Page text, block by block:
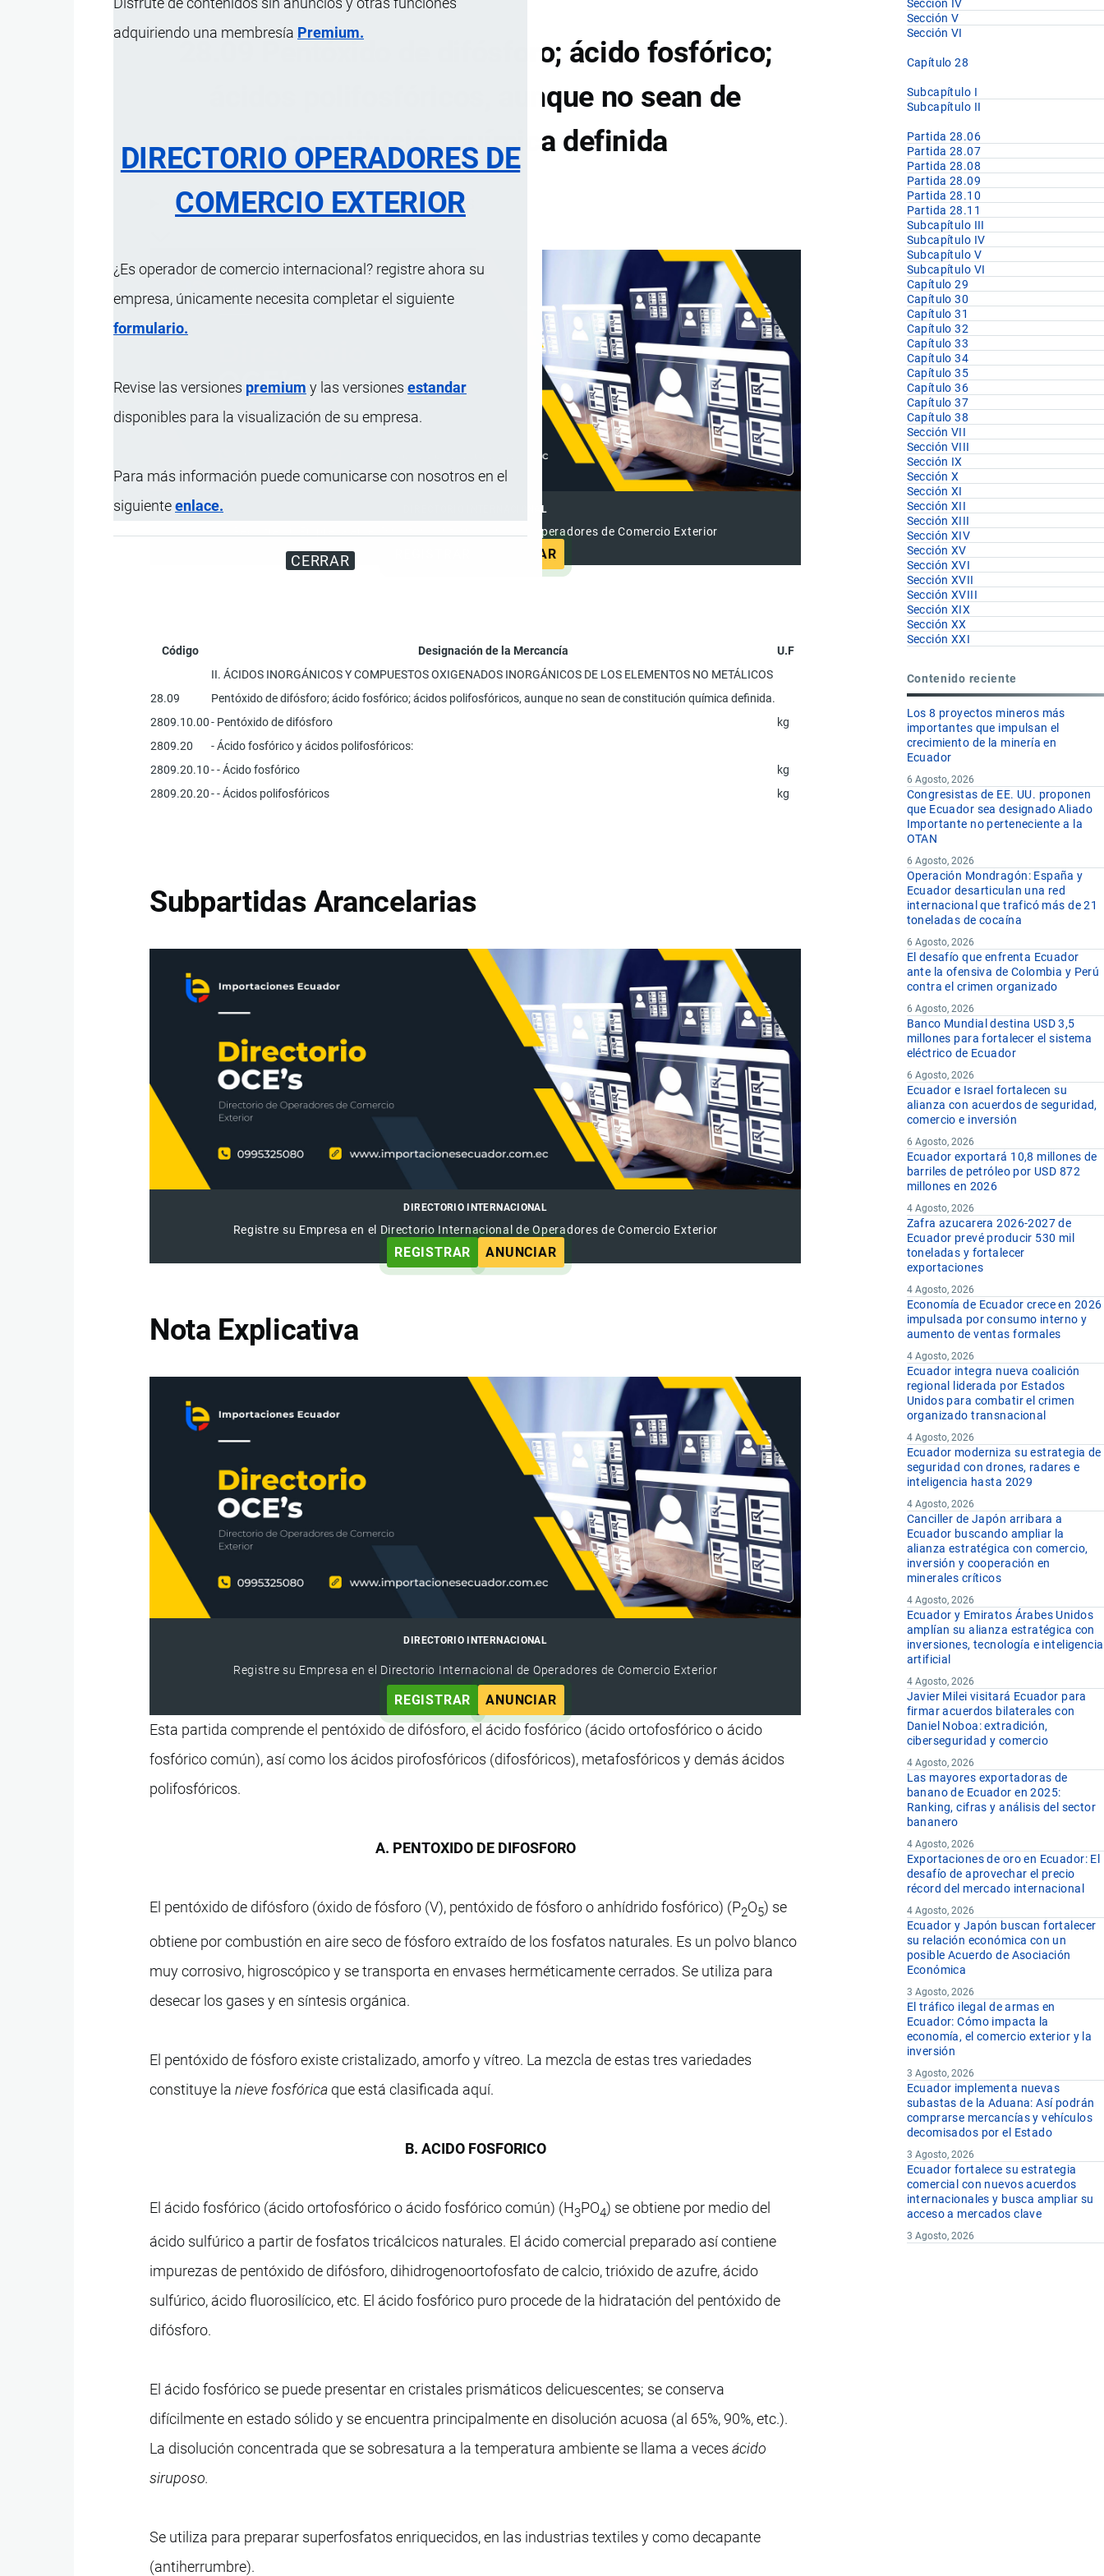
adquiriendo una membresía Premium.
DIRECTORIO OPERADORES DE
COMERCIO EXTERIOR
¿Es operador de comercio internacional? registre ahora su
empresa, únicamente necesita completar el siguiente
formulario.
Revise las versiones premium y las versiones estandar
disponibles para la visualización de su empresa.
Para más información puede comunicarse con nosotros en el
siguienteenlace.
CERRAR
28.09 Pentóxido de difósforo; ácido fosfórico;
ácidos polifosfóricos, aunque no sean de
constitución química definida
ÍNDICE DE CONTENIDOS
DIRECTORIO INTERNACIONAL
Registre su Empresa en el Directorio Internacional de Operadores de Comercio Exterior
ANUNCIAR
Código Designación de la Mercancía
U.F
II. ÁCIDOS INORGÁNICOS Y COMPUESTOS OXIGENADOS INORGÁNICOS DE LOS ELEMENTOS NO METÁLICOS
28.09
Pentóxido de difósforo; ácido fosfórico; ácidos polifosfóricos, aunque no sean de constitución química definida.
2809.10.00- Pentóxido de difósforo
kg
2809.20
- Ácido fosfórico y ácidos polifosfóricos:
2809.20.10- - Ácido fosfórico
kg
2809.20.20- - Ácidos polifosfóricos kg
Subpartidas Arancelarias
DIRECTORIO INTERNACIONAL
Registre su Empresa en el Directorio Internacional de Operadores de Comercio Exterior
REGISTRAR ANUNCIAR
Nota Explicativa
DIRECTORIO INTERNACIONAL
Registre su Empresa en el Directorio Internacional de Operadores de Comercio Exterior
REGISTRAR ANUNCIAR
Esta partida comprende el pentóxido de difósforo, el ácido fosfórico (ácido ortofosfórico o ácido
fosfórico común), así como los ácidos pirofosfóricos (difosfóricos), metafosfóricos y demás ácidos
polifosfóricos.
A. PENTOXIDO DE DIFOSFORO
El pentóxido de difósforo (óxido de fósforo (V), pentóxido de fósforo o anhídrido fosfórico) (P2O5) se
obtiene por combustión en aire seco de fósforo extraído de los fosfatos naturales. Es un polvo blanco
muy corrosivo, higroscópico y se transporta en envases herméticamente cerrados. Se utiliza para
desecar los gases y en síntesis orgánica.
El pentóxido de fósforo existe cristalizado, amorfo y vítreo. La mezcla de estas tres variedades
constituye lanieve fosfórica que está clasificada aquí.
B. ACIDO FOSFORICO
El ácido fosfórico (ácido ortofosfórico o ácido fosfórico común) (H3PO4) se obtiene por medio del
ácido sulfúrico a partir de fosfatos tricálcicos naturales. El ácido comercial preparado así contiene
impurezas de pentóxido de difósforo, dihidrogenoortofosfato de calcio, trióxido de azufre, ácido
sulfúrico, ácido fluorosilícico, etc. El ácido fosfórico puro procede de la hidratación del pentóxido de
difósforo.
El ácido fosfórico se puede presentar en cristales prismáticos delicuescentes; se conserva
difícilmente en estado sólido y se encuentra principalmente en disolución acuosa (al 65%, 90%, etc.).
La disolución concentrada que se sobresatura a la temperatura ambiente se llama a vecesácido
siruposo.
Se utiliza para preparar superfosfatos enriquecidos, en las industrias textiles y como decapante
(antiherrumbre).
Sección IV
Sección V
Sección VI
Capítulo 28
Subcapítulo I
Subcapítulo II
Partida 28.06
Partida 28.07
Partida 28.08
Partida 28.09
Partida 28.10
Partida 28.11
Subcapítulo III
Subcapítulo IV
Subcapítulo V
Subcapítulo VI
Capítulo 29
Capítulo 30
Capítulo 31
Capítulo 32
Capítulo 33
Capítulo 34
Capítulo 35
Capítulo 36
Capítulo 37
Capítulo 38
Sección VII
Sección VIII
Sección IX
Sección X
Sección XI
Sección XII
Sección XIII
Sección XIV
Sección XV
Sección XVI
Sección XVII
Sección XVIII
Sección XIX
Sección XX
Sección XXI
Contenido reciente
Los 8 proyectos mineros más
importantes que impulsan el
crecimiento de la minería en
Ecuador
6 Agosto, 2026
Congresistas de EE. UU. proponen
que Ecuador sea designado Aliado
Importante no perteneciente a la
OTAN
6 Agosto, 2026
Operación Mondragón: España y
Ecuador desarticulan una red
internacional que traficó más de 21
toneladas de cocaína
6 Agosto, 2026
El desafío que enfrenta Ecuador
ante la ofensiva de Colombia y Perú
contra el crimen organizado
6 Agosto, 2026
Banco Mundial destina USD 3,5
millones para fortalecer el sistema
eléctrico de Ecuador
6 Agosto, 2026
Ecuador e Israel fortalecen su
alianza con acuerdos de seguridad,
comercio e inversión
6 Agosto, 2026
Ecuador exportará 10,8 millones de
barriles de petróleo por USD 872
millones en 2026
4 Agosto, 2026
Zafra azucarera 2026-2027 de
Ecuador prevé producir 530 mil
toneladas y fortalecer
exportaciones
4 Agosto, 2026
Economía de Ecuador crece en 2026
impulsada por consumo interno y
aumento de ventas formales
4 Agosto, 2026
Ecuador integra nueva coalición
regional liderada por Estados
Unidos para combatir el crimen
organizado transnacional
4 Agosto, 2026
Ecuador moderniza su estrategia de
seguridad con drones, radares e
inteligencia hasta 2029
4 Agosto, 2026
Canciller de Japón arribara a
Ecuador buscando ampliar la
alianza estratégica con comercio,
inversión y cooperación en
minerales críticos
4 Agosto, 2026
Ecuador y Emiratos Árabes Unidos
amplían su alianza estratégica con
inversiones, tecnología e inteligencia
artificial
4 Agosto, 2026
Javier Milei visitará Ecuador para
firmar acuerdos bilaterales con
Daniel Noboa: extradición,
ciberseguridad y comercio
4 Agosto, 2026
Las mayores exportadoras de
banano de Ecuador en 2025:
Ranking, cifras y análisis del sector
bananero
4 Agosto, 2026
Exportaciones de oro en Ecuador: El
desafío de aprovechar el precio
récord del mercado internacional
4 Agosto, 2026
Ecuador y Japón buscan fortalecer
su relación económica con un
posible Acuerdo de Asociación
Económica
3 Agosto, 2026
El tráfico ilegal de armas en
Ecuador: Cómo impacta la
economía, el comercio exterior y la
inversión
3 Agosto, 2026
Ecuador implementa nuevas
subastas de la Aduana: Así podrán
comprarse mercancías y vehículos
decomisados por el Estado
3 Agosto, 2026
Ecuador fortalece su estrategia
comercial con nuevos acuerdos
internacionales y busca ampliar su
acceso a mercados clave
3 Agosto, 2026